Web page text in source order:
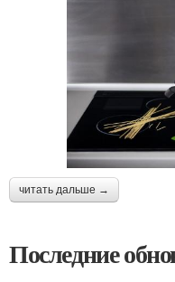
читать дальше →
Последние